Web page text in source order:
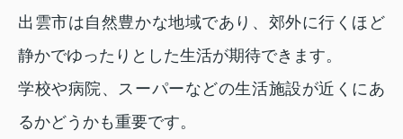
出雲市は自然豊かな地域であり、郊外に行くほど
静かでゆったりとした生活が期待できます。
学校や病院、スーパーなどの生活施設が近くにあ
るかどうかも重要です。